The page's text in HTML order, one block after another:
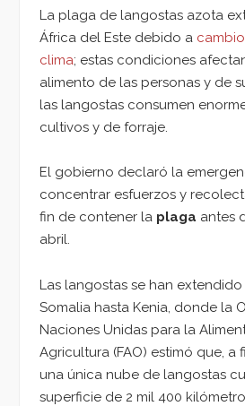
La plaga de langostas azota
África del Este debido a
clima; estas condiciones
alimento de las personas y de
las langostas consumen
cultivos y de forraje.
El gobierno declaró la
concentrar esfuerzos y
fin de contener la plaga antes
abril.
Las langostas se han
Somalia hasta Kenia, donde la
Naciones Unidas para la
Agricultura (FAO) estimó que, a
una única nube de langostas
superficie de 2 mil 400